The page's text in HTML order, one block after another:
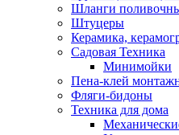
Шланги
Штуцеры
Керамика,
Садовая Техника
Минимойки
Пена-клей
Фляги-бидоны
Техника для дома